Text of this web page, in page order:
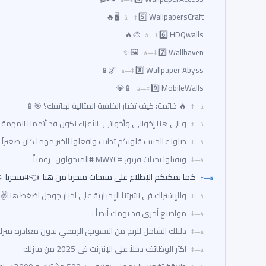
5️⃣ WallpapersCraft 🖥️🔥
6️⃣ HDQwalls 🎨🔥
7️⃣ Wallhaven 🖼️✨
8️⃣ Wallpaper Abyss 🌌📱
9️⃣ MobileWalls 📱💎
🔥 خاتمة: كيف تختار الخلفية المثالية لهاتفك؟ 🎯📱
و الى هنا إخوانى وأخواتى الأعزاء نكون قد أتممنا
صلوا عالحبيب قلوبكم تطيب وافعلوا الخير مهما كان
وتقبلوا تحيات فريق #MWYC #المتحولون_رقمياً
كما يمكنكم الإطلاع على منتجات متجرنا من هنا 👈#متجرنا
وللإشتراك فى نشرتنا الإخبارية على اخبار جوجل اضغط
مواضيع أخرى قد تهمك أيضاً :
دليلك الشامل للربح من التسويق الرقمي بدون مغادرة
اكثر الوظائف دخلاً على الإنترنت فى 2025 من منزلك